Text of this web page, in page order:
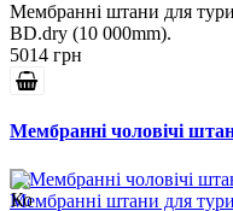
Мембранні штани для
BD.dry (10 000mm).
5014 грн
Мембранні чоловічі